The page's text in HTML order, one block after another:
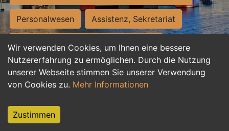
Wir verwenden Cookies, um Ihnen eine bessere
Nutzererfahrung zu ermöglichen. Durch die Nutzung
unserer Webseite stimmen Sie unserer Verwendung
von Cookies zu. Mehr Informationen
Zustimmen
Personalwesen Assistenz, Sekretariat
Hilfskräfte, Aushilfs- und Nebenjobs
Einkauf, Logistik, Materialwirtschaft
Weiterbildung, Studium, duale Ausbildung
Tourismus